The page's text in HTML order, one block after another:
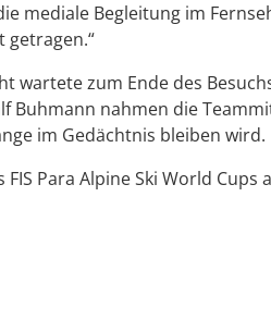
mediale Begleitung im
getragen.“
wartete zum Ende des
Buhmann nahmen die
im Gedächtnis bleiben wird.
FIS Para Alpine Ski World